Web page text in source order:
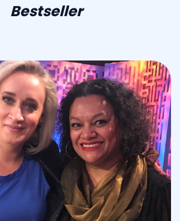
Bestseller